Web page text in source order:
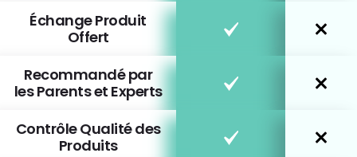
Échange Produit
Offert
Recommandé par
les Parents et Experts
Contrôle Qualité des
Produits